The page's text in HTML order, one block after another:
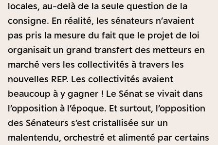
locales, au-delà de la seule question de la
consigne. En réalité, les sénateurs n’avaient
pas pris la mesure du fait que le projet de loi
organisait un grand transfert des metteurs en
marché vers les collectivités à travers les
nouvelles REP. Les collectivités avaient
beaucoup à y gagner ! Le Sénat se vivait dans
l’opposition à l’époque. Et surtout, l’opposition
des Sénateurs s’est cristallisée sur un
malentendu, orchestré et alimenté par certains